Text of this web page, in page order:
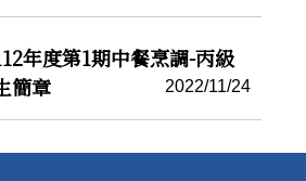
年度第1期中餐烹調-丙級
簡章
2022/11/24